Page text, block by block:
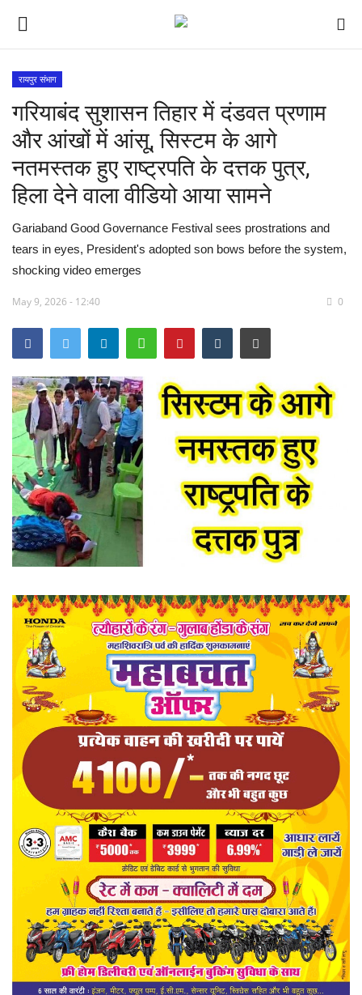
देश
मध्य प्रदेश
विश्व
मुख्य समाचार
विदेश
राष्ट्रीय
खेल
राज्य
व्यापार
संपादकीय
रोजगार
राजनीति
मनोरंजन
मैगज़ीन की लेख
प्रमुख खबर
हेल्थ
Language
English hindi
रायपुर संभाग
गरियाबंद सुशासन तिहार में दंडवत प्रणाम
और आंखों में आंसू​, सिस्टम के आगे
नतमस्तक हुए राष्ट्रपति के दत्तक पुत्र,
हिला देने वाला वीडियो आया सामने
Gariaband Good Governance Festival sees prostrations and
tears in eyes, President's adopted son bows before the system,
shocking video emerges
May 9, 2026 - 12:40 0